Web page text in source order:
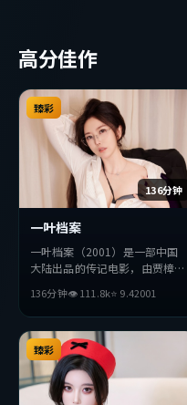
高分佳作
136分钟
臻彩
一叶档案
一叶档案（2001）是一部中国
大陆出品的传记电影，由贾樟柯
等主演。影片在叙事与视听上力
求突破，探讨人性与抉择，节奏
张弛有度，适合喜欢该类型的观
众完整观看。
136分钟👁111.8k⭐ 9.42001
臻彩